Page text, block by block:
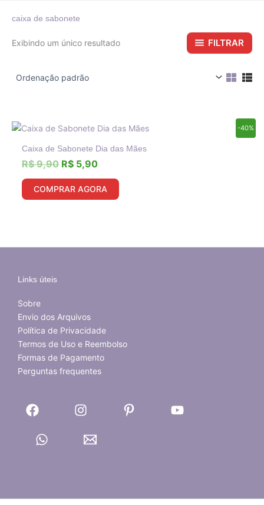
caixa de sabonete
Exibindo um único resultado FILTRAR
-40%
Caixa de Sabonete Dia das Mães
R$9,90
O
original
era:
R$5,90
O
atual
é:
COMPRAR AGORA
Links úteis
Sobre
Envio dos Arquivos
Política de Privacidade
Termos de Uso e Reembolso
Formas de Pagamento
Perguntas frequentes